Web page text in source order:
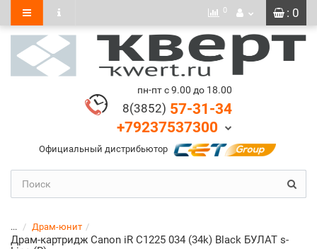
: 0
0
пн-пт с 9.00 до 18.00
8(3852) 57-31-34
+79237537300
Официальный дистрибьютор
... Драм-юнит
Драм-картридж Canon iR C1225 034 (34k) Black БУЛАТ s-